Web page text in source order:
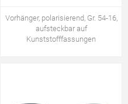
Vorhänger, polarisierend, Gr. 54-16,
aufsteckbar auf
Kunststofffassungen